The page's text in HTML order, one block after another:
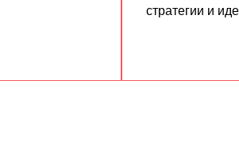
стратегии и